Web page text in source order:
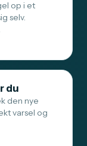
op i et
selv.
du
den nye
varsel og